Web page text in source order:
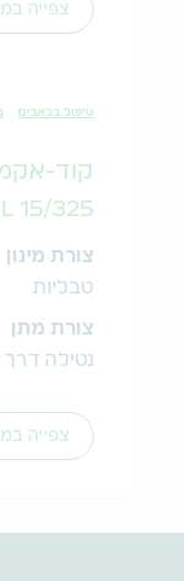
צפייה
טיפול בכאבים
קוד-אקמול
15/325
צורת מינון
טבליות
צורת מתן
נטילה
צפייה